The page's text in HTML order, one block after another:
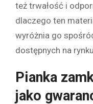
też trwałość i
dlaczego ten
wyróżnia go
dostępnych na
Pianka
jako